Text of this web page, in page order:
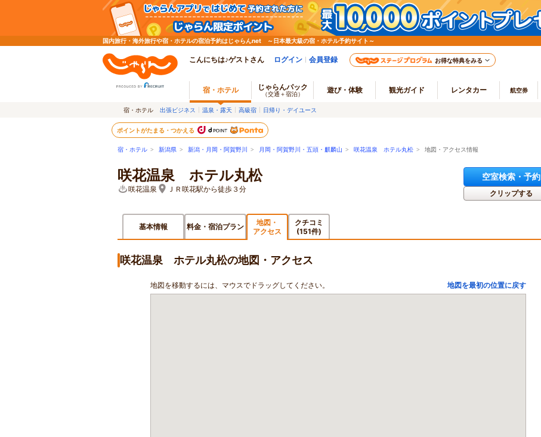
国内旅行・海外旅行や宿・ホテルの宿泊予約はじゃらんnet ～日本最大級の宿・ホテル予約サイト～
こんにちは♪ゲストさん ログイン 会員登録 お得な特典をみる
宿・ホテル じゃらんパック
（交通＋宿泊） 遊び・体験 観光ガイド レンタカー 航空券
宿・ホテル 出張ビジネス 温泉・露天 高級宿 日帰り・デイユース
ポイントがたまる・つかえる
宿・ホテル > 新潟県 > 新潟・月岡・阿賀野川 > 月岡・阿賀野川・五頭・麒麟山 > 咲花温泉 ホテル丸松 > 地図・アクセス情報
咲花温泉 ホテル丸松
咲花温泉 ＪＲ咲花駅から徒歩３分
空室検索・予約
クリップする
基本情報 料金・宿泊プラン
地図・
アクセス
クチコミ
(151件)
咲花温泉 ホテル丸松の地図・アクセス
地図を移動するには、マウスでドラッグしてください。 地図を最初の位置に戻す